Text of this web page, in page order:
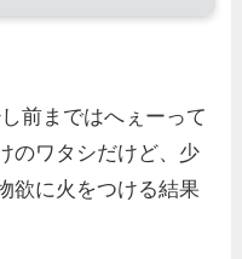
前まではへぇーって
のワタシだけど、少
欲に火をつける結果